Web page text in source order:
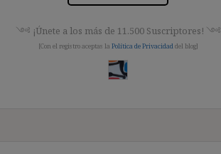
༺ ¡Únete a los más de 11.500 Suscriptores! ༺
[Con el registro aceptas la Política de Privacidad del blog]